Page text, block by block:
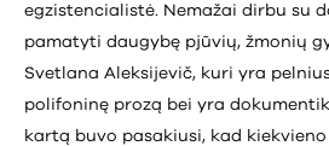
egzistencialistė. Nemažai dirbu su
pamatyti daugybę pjūvių, žmonių
Svetlana Aleksijevič, kuri yra
polifoninę prozą bei yra
kartą buvo pasakiusi, kad